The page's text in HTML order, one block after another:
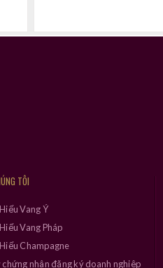
TÔI
Vang Ý
Vang Pháp
Champagne
chứng nhận đăng ký doanh nghiệp